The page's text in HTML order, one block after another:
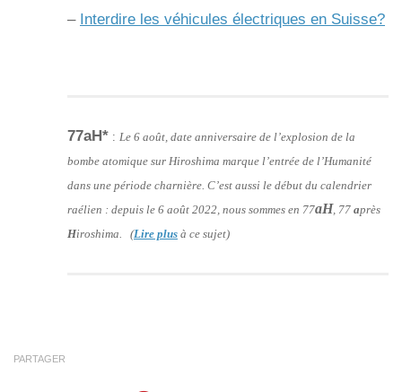
– Interdire les véhicules électriques en Suisse?
77aH* : Le 6 août, date anniversaire de l’explosion de la
bombe atomique sur Hiroshima marque l’entrée de l’Humanité
dans une période charnière. C’est aussi le début du calendrier
raélien : depuis le 6 août 2022, nous sommes en 77aH, 77 après
Hiroshima. (Lire plus à ce sujet)
PARTAGER